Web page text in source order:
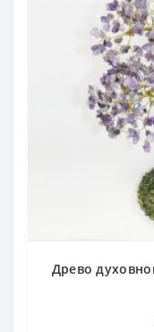
Древо